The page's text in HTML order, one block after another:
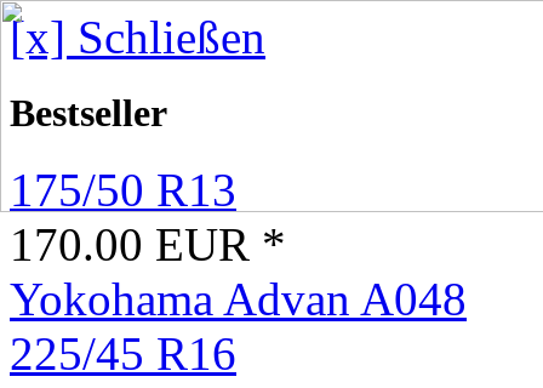
[x] Schließen
Bestseller
175/50 R13
170.00 EUR *
Yokohama Advan A048
225/45 R16